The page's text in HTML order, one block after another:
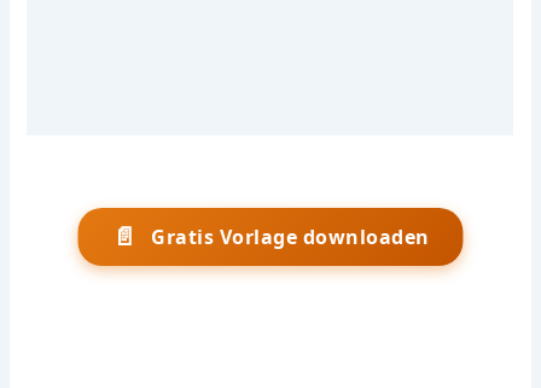
📄 Gratis Vorlage downloaden